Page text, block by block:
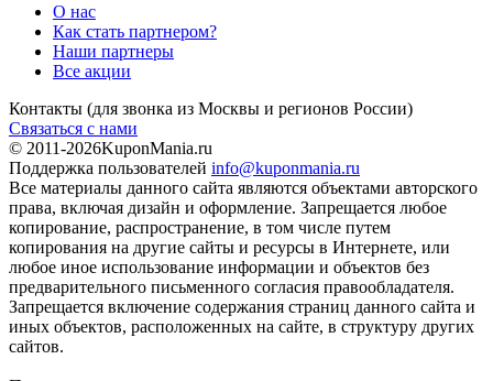
О нас
Как стать партнером?
Наши партнеры
Все акции
Контакты (для звонка из Москвы и регионов России)
Связаться с нами
© 2011-2026KuponMania.ru
Поддержка пользователей info@kuponmania.ru
Все материалы данного сайта являются объектами авторского
права, включая дизайн и оформление. Запрещается любое
копирование, распространение, в том числе путем
копирования на другие сайты и ресурсы в Интернете, или
любое иное использование информации и объектов без
предварительного письменного согласия правообладателя.
Запрещается включение содержания страниц данного сайта и
иных объектов, расположенных на сайте, в структуру других
сайтов.